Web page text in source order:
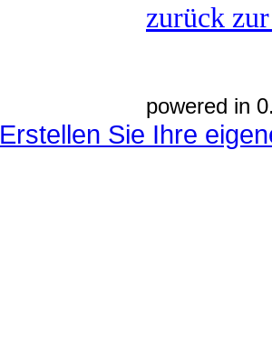
zurück
powered in
Erstellen Sie Ihre